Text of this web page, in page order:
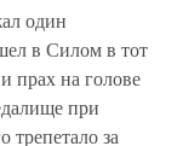
один
в Силом в тот
прах на голове
при
трепетало за